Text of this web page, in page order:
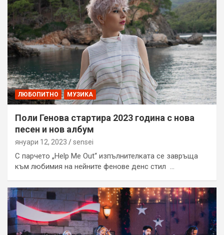
ЛЮБОПИТНО МУЗИКА
Поли Генова стартира 2023 година с нова
песен и нов албум
януари 12, 2023 sensei
С парчето „Help Me Out“ изпълнителката се завръща
към любимия на нейните фенове денс стил …